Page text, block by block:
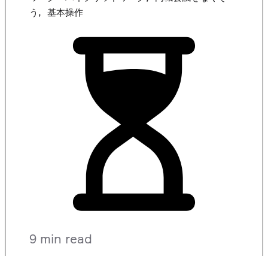
う , 基本操作
9 min read